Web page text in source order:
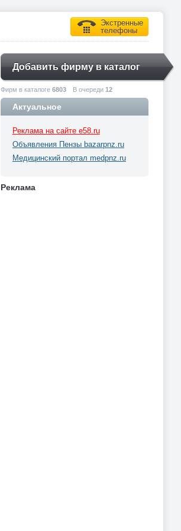
Экстренные
телефоны
Добавить фирму в каталог
Фирм в каталоге 6803 В очереди 12
Актуальное
Реклама на сайте e58.ru
Объявления Пензы bazarpnz.ru
Медицинский портал medpnz.ru
Реклама